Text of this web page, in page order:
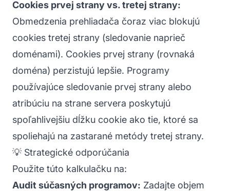
Cookies prvej strany vs. tretej strany:
Obmedzenia prehliadača čoraz viac blokujú
cookies tretej strany (sledovanie naprieč
doménami). Cookies prvej strany (rovnaká
doména) perzistujú lepšie. Programy
používajúce sledovanie prvej strany alebo
atribúciu na strane servera poskytujú
spoľahlivejšiu dĺžku cookie ako tie, ktoré sa
spoliehajú na zastarané metódy tretej strany.
💡 Strategické odporúčania
Použite túto kalkulačku na:
Audit súčasných programov: Zadajte objem